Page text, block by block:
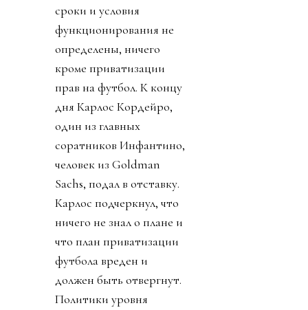
сроки и условия
функционирования не
определены, ничего
кроме приватизации
прав на футбол. К концу
дня Карлос Кордейро,
один из главных
соратников Инфантино,
человек из Goldman
Sachs, подал в отставку.
Карлос подчеркнул, что
ничего не знал о плане и
что план приватизации
футбола вреден и
должен быть отвергнут.
Политики уровня